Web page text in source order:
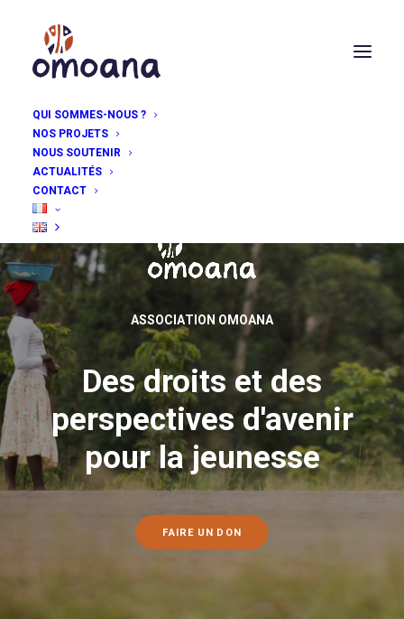
QUI SOMMES-NOUS ?
NOS PROJETS
NOUS SOUTENIR
ACTUALITÉS
CONTACT
ASSOC AT O N O M OANA
Des droits et des
perspectives d'avenir
pour la jeunesse
FAIRE UN DON